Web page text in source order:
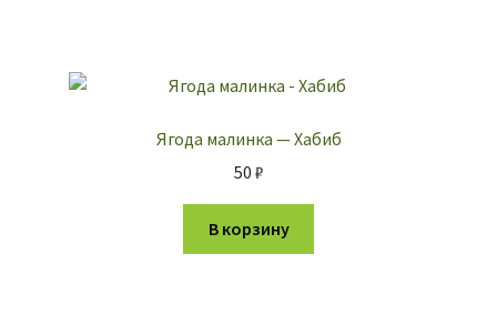
Ягода малинка — Хабиб
50 ₽
В корзину